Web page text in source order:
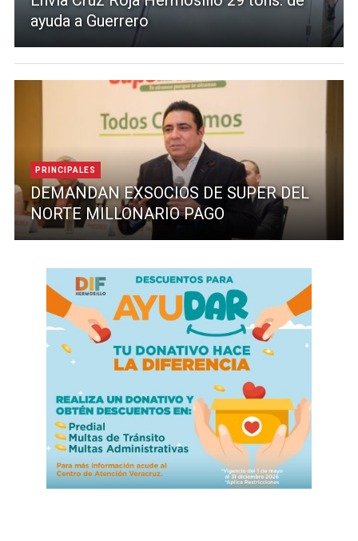
ayuda a Guerrero
PRINCIPALES
DEMANDAN EXSOCIOS DE SUPER DEL
NORTE MILLONARIO PAGO